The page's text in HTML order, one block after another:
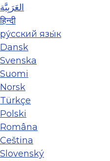
العَرَبِيَّة
हिन्दी
ру́сский язы́к
Dansk
Svenska
Suomi
Norsk
Türkçe
Polski
Româna
Ceština
Slovenský